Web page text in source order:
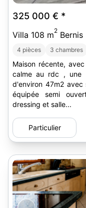
325 000 € *
Villa 108 m2 Bernis
4 pièces 3 chambres
Maison récente,
calme au rdc , une grande pièce de vie très lumineuse
d'environ 47m2 avec
équipée semi
dressing et salle...
Particulier